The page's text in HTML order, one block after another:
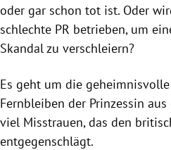
oder gar schon tot ist. Oder
schlechte PR betrieben, um
Skandal zu verschleiern?
Es geht um die
Fernbleiben der Prinzessin
viel Misstrauen, das den
entgegenschlägt.